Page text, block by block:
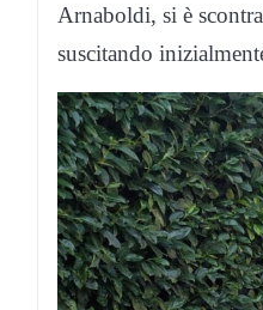
Arnaboldi, si è
suscitando